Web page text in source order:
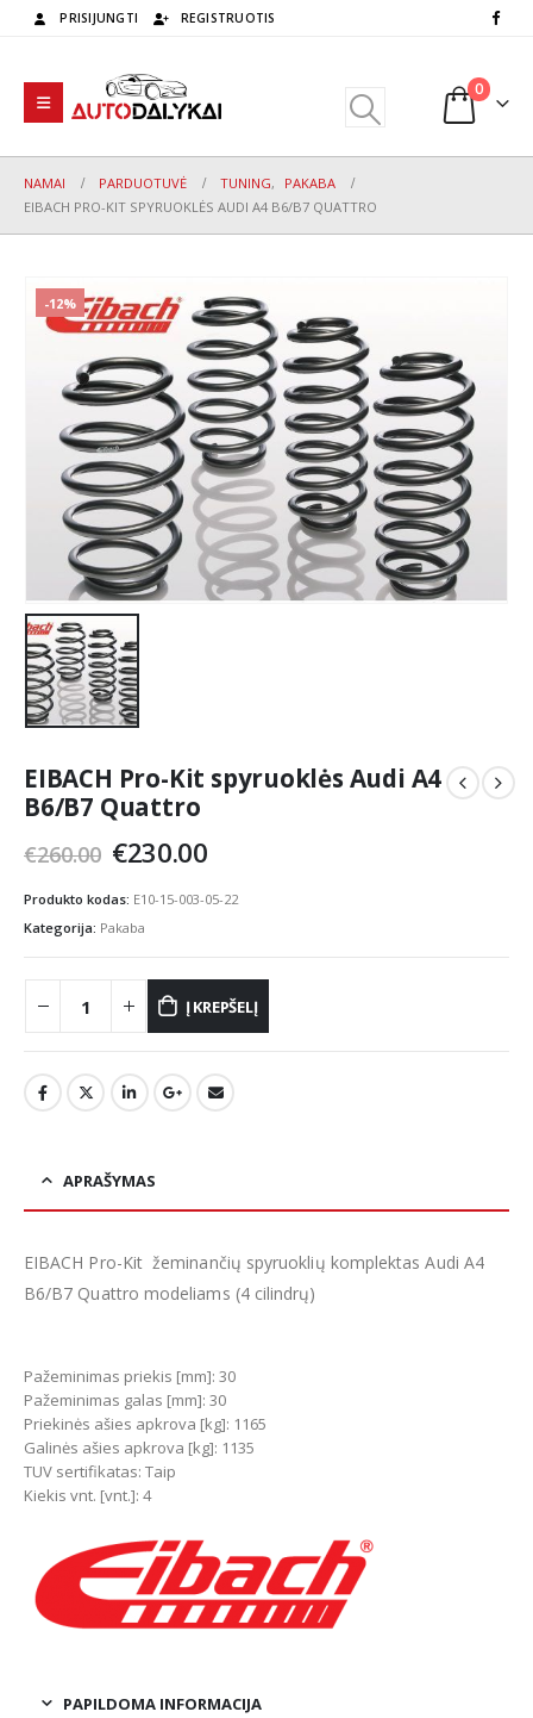
PRISIJUNGTI REGISTRUOTIS
0
NAMAI PARDUOTUVĖ TUNING,
PAKABA
EIBACH PRO-KIT SPYRUOKLĖS AUDI A4 B6/B7 QUATTRO
-12%
EIBACH Pro-Kit spyruoklės Audi A4
B6/B7 Quattro
€260.00 Original
was:
€260.00.
€230.00Current
is:
Produkto kodas: E10-15-003-05-22
Kategorija: Pakaba
Į KREPŠELĮ
APRAŠYMAS
EIBACH Pro-Kit žeminančių spyruoklių komplektas Audi A4
B6/B7 Quattro modeliams (4 cilindrų)
Pažeminimas priekis [mm]: 30
Pažeminimas galas [mm]: 30
Priekinės ašies apkrova [kg]: 1165
Galinės ašies apkrova [kg]: 1135
TUV sertifikatas: Taip
Kiekis vnt. [vnt.]: 4
PAPILDOMA INFORMACIJA